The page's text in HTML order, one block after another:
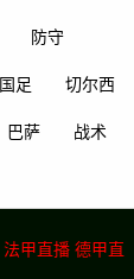
防守
国足 切尔西
巴萨 战术
法甲直播 德甲直